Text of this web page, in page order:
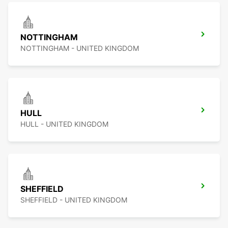
NOTTINGHAM
NOTTINGHAM - UNITED KINGDOM
HULL
HULL - UNITED KINGDOM
SHEFFIELD
SHEFFIELD - UNITED KINGDOM